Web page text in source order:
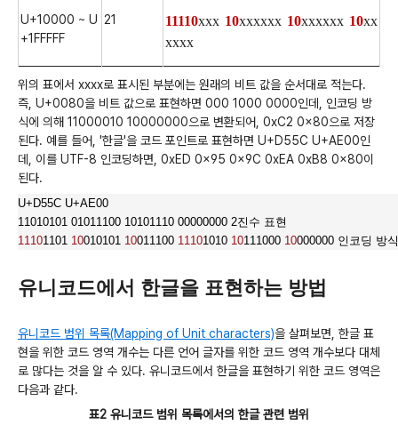
U+10000 ~ U
+1FFFFF
21 11110xxx 10xxxxxx 10xxxxxx 10xx
xxxx
위의 표에서 xxxx로 표시된 부분에는 원래의 비트 값을 순서대로 적는다.
즉, U+0080을 비트 값으로 표현하면 000 1000 0000인데, 인코딩 방
식에 의해 11000010 10000000으로 변환되어, 0xC2 0x80으로 저장
된다. 예를 들어, '한글'을 코드 포인트로 표현하면 U+D55C U+AE00인
데, 이를 UTF-8 인코딩하면, 0xED 0x95 0x9C 0xEA 0xB8 0x80이
된다.
U+D55C U+AE00
11010101 01011100 10101110 00000000 2진수 표현
11101101 10010101 10011100 11101010 10111000 10000000 인코딩 방
유니코드에서 한글을 표현하는 방법
유니코드 범위 목록(Mapping of Unit characters)을 살펴보면, 한글 표
현을 위한 코드 영역 개수는 다른 언어 글자를 위한 코드 영역 개수보다 대체
로 많다는 것을 알 수 있다. 유니코드에서 한글을 표현하기 위한 코드 영역은
다음과 같다.
표2 유니코드 범위 목록에서의 한글 관련 범위